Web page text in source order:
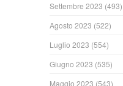
Settembre 2023 (493)
Agosto 2023 (522)
Luglio 2023 (554)
Giugno 2023 (535)
Maggio 2023 (543)